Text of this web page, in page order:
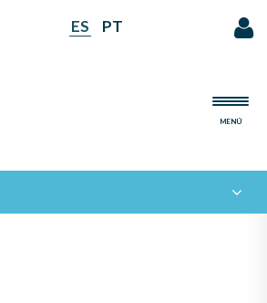
ES PT
MENÚ